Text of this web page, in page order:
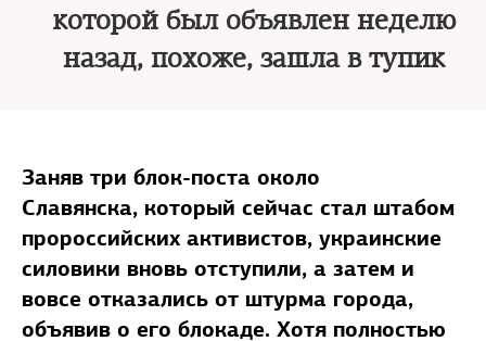
которой был объявлен неделю
назад, похоже, зашла в тупик
Заняв три блок-поста около
Славянска, который сейчас стал штабом
пророссийских активистов, украинские
силовики вновь отступили, а затем и
вовсе отказались от штурма города,
объявив о его блокаде. Хотя полностью